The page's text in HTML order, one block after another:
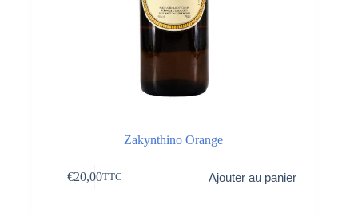
Zakynthino Orange
€20,00TTC Ajouter au panier